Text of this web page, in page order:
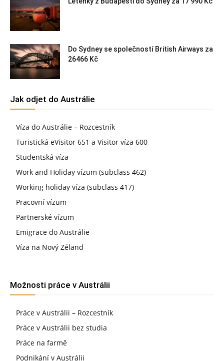
Do Sydney se společností British Airways za
26466 Kč
Jak odjet do Austrálie
Víza do Austrálie – Rozcestník
Turistická eVisitor 651 a Visitor víza 600
Studentská víza
Work and Holiday vízum (subclass 462)
Working holiday víza (subclass 417)
Pracovní vízum
Partnerské vízum
Emigrace do Austrálie
Víza na Nový Zéland
Možnosti práce v Austrálii
Práce v Austrálii – Rozcestník
Práce v Austrálii bez studia
Práce na farmě
Podnikání v Austrálii